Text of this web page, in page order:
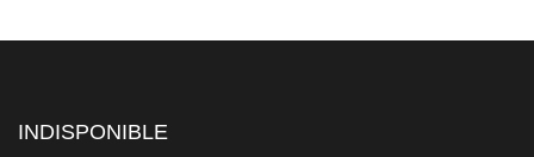
INDISPONIBLE